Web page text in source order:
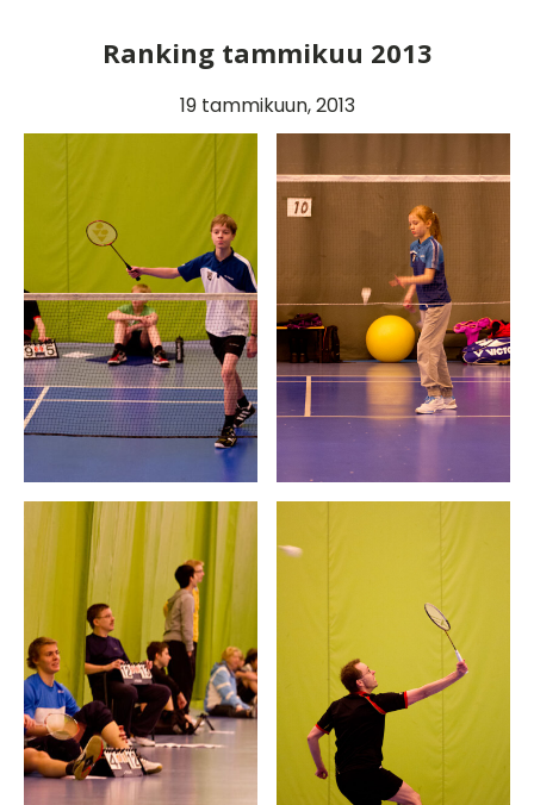
Ranking tammikuu 2013
19 tammikuun, 2013